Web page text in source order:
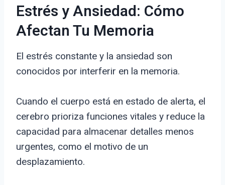
Estrés y Ansiedad: Cómo
Afectan Tu Memoria
El estrés constante y la ansiedad son
conocidos por interferir en la memoria.
Cuando el cuerpo está en estado de alerta, el
cerebro prioriza funciones vitales y reduce la
capacidad para almacenar detalles menos
urgentes, como el motivo de un
desplazamiento.